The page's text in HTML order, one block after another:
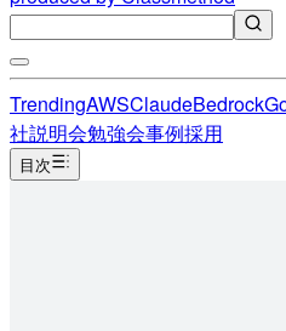
TrendingAWSClaudeBedrock
社説明会勉強会事例採用
目次